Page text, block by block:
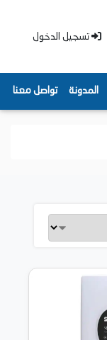
تسجيل الدخول
المدونة تواصل معنا